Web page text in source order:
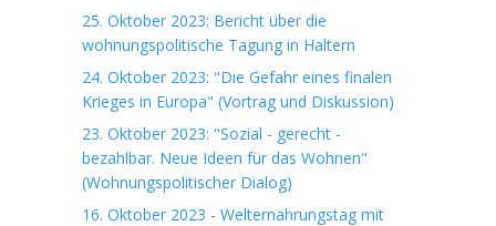
25. Oktober 2023: Bericht über die
wohnungspolitische Tagung in Haltern
24. Oktober 2023: "Die Gefahr eines finalen
Krieges in Europa" (Vortrag und Diskussion)
23. Oktober 2023: "Sozial - gerecht -
bezahlbar. Neue Ideen für das Wohnen"
(Wohnungspolitischer Dialog)
16. Oktober 2023 - Welternährungstag mit